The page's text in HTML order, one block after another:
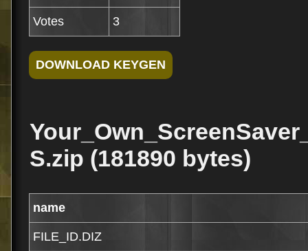
Votes 3
S.zip (181890 bytes)
name
FILE_ID.DIZ